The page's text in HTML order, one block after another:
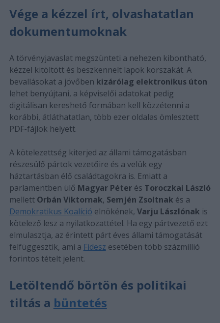
Vége a kézzel írt, olvashatatlan
dokumentumoknak
A törvényjavaslat megszünteti a nehezen kibontható,
kézzel kitöltött és beszkennelt lapok korszakát. A
bevallásokat a jövőben kizárólag elektronikus úton
lehet benyújtani, a képviselői adatokat pedig
digitálisan kereshető formában kell közzétenni a
korábbi, átláthatatlan, több ezer oldalas ömlesztett
PDF-fájlok helyett.
A kötelezettség kiterjed az állami támogatásban
részesülő pártok vezetőire és a velük egy
háztartásban élő családtagokra is. Emiatt a
parlamentben ülő Magyar Péterés Toroczkai László
mellett Orbán Viktornak, Semjén Zsoltnak és a
Demokratikus Koalíció elnökének, Varju Lászlónak is
kötelező lesz a nyilatkozattétel. Ha egy pártvezető ezt
elmulasztja, az érintett párt éves állami támogatását
felfüggesztik, ami a Fidesz esetében több százmillió
forintos tételt jelent.
Letöltendő börtön és politikai
tiltás a büntetés